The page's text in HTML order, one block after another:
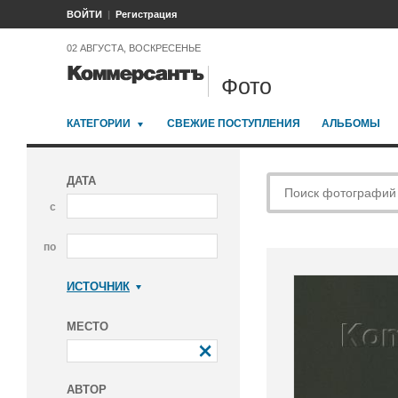
ВОЙТИ Регистрация
02 АВГУСТА, ВОСКРЕСЕНЬЕ
Фото
КАТЕГОРИИ СВЕЖИЕ ПОСТУПЛЕНИЯ АЛЬБОМЫ
ДАТА
с
по
ИСТОЧНИК
МЕСТО
АВТОР